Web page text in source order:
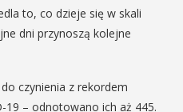
to, co dzieje się w skali
dni przynoszą kolejne
czynienia z rekordem
19 – odnotowano ich aż 445.